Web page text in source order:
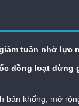
tuần nhờ lực
đồng loạt dừng
bán khống, mở